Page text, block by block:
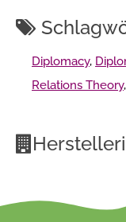
Diplomacy,
Relations Theory,